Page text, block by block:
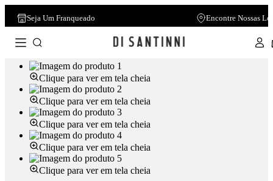
Seja Um Franqueado Encontre Nossas
Clique para ver em tela cheia
Clique para ver em tela cheia
Clique para ver em tela cheia
Clique para ver em tela cheia
Clique para ver em tela cheia